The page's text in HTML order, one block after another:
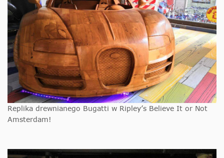
Replika drewnianego Bugatti w Ripley’s Believe It or Not
Amsterdam!